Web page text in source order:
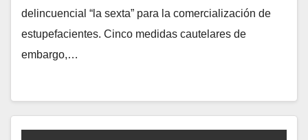
delincuencial “la sexta” para la comercialización de
estupefacientes. Cinco medidas cautelares de
embargo,…